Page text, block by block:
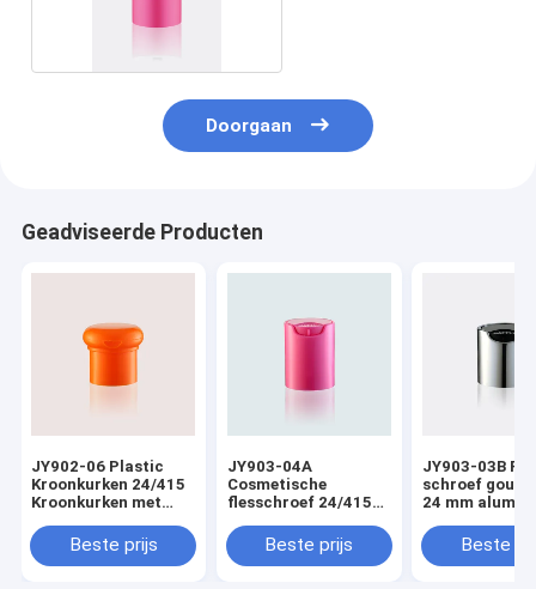
Doorgaan
Geadviseerde Producten
JY902-06 Plastic
Kroonkurken 24/415
Kroonkurken met
Beste prijs
JY903-04A
Cosmetische
flesschroef 24/415
Beste prijs
JY903-03B
schroef goud
24 mm
shampoofles
Beste